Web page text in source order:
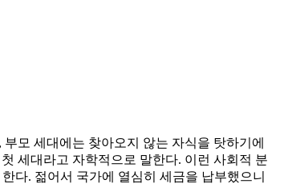
모 세대에는 찾아오지 않는 자식을 탓하기에
세대라고 자학적으로 말한다. 이런 사회적 분
다. 젊어서 국가에 열심히 세금을 납부했으니